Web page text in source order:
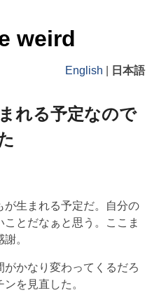
weird
English 日本語
れる予定なので
が生まれる予定だ。自分の
とだなぁと思う。ここま
。
かなり変わってくるだろ
を見直した。